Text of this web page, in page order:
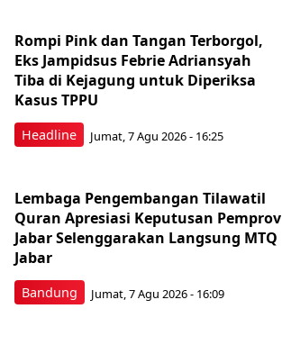
Headline
Rompi Pink dan Tangan Terborgol,
Eks Jampidsus Febrie Adriansyah
Tiba di Kejagung untuk Diperiksa
Kasus TPPU
Jumat, 7 Agu 2026 - 16:25
Bandung
Lembaga Pengembangan Tilawatil
Quran Apresiasi Keputusan Pemprov
Jabar Selenggarakan Langsung MTQ
Jabar
Jumat, 7 Agu 2026 - 16:09